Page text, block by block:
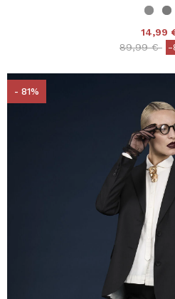
14,99
Price
89,99 €to
-
- 81%